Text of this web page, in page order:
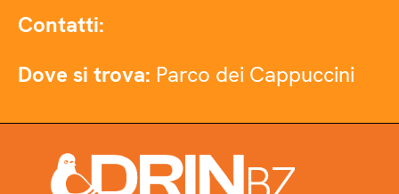
Contatti:
Dove si trova: Parco dei Cappuccini